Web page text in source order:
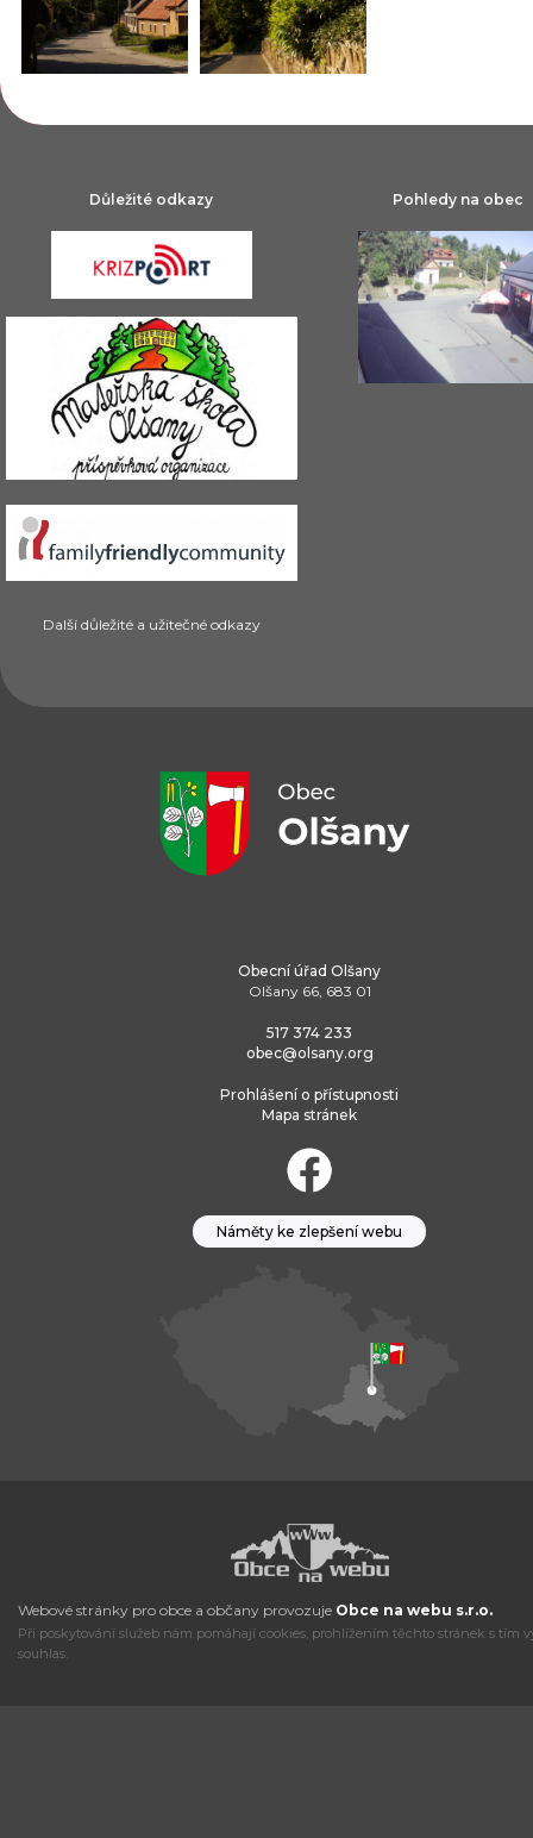
Důležité odkazy
Další důležité a užitečné odkazy
Pohledy na obec
Obecní úřad Olšany
Olšany 66, 683 01
517 374 233
obec@olsany.org
Prohlášení o přístupnosti
Mapa stránek
Náměty ke zlepšení webu
Webové stránky pro obce a občany provozuje Obce na webu s.r.o.
Při poskytování služeb nám pomáhají cookies, prohlížením těchto stránek s tím
souhlas.